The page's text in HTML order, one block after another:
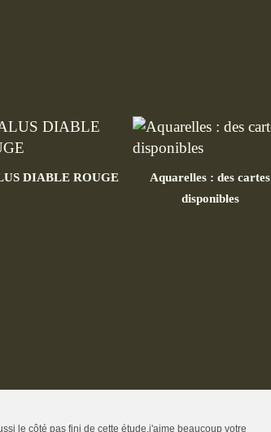
DIABLE ROUGE
Aquarelles : des cartes
disponibles
le côté pas fini de cette étude.j'aime beaucoup votre